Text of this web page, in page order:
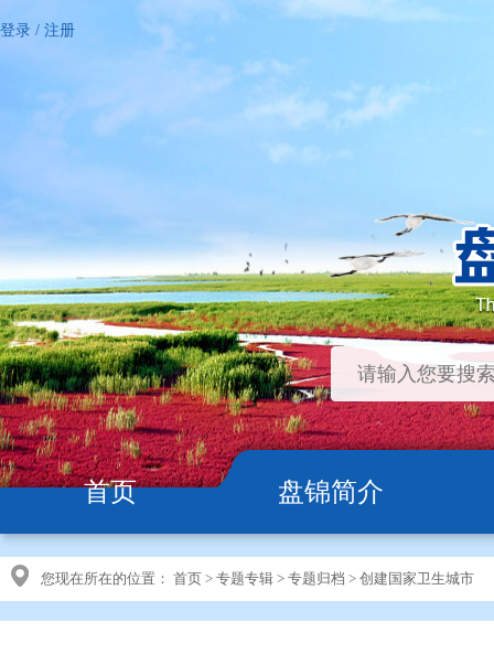
登录 / 注册
首页 盘锦简介
您现在所在的位置： 首页 > 专题专辑 > 专题归档 > 创建国家卫生城市